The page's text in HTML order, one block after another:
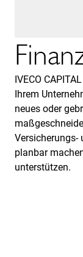
IVECO
Ihrem
neues oder
Versicherungs-
planbar
unterstützen.